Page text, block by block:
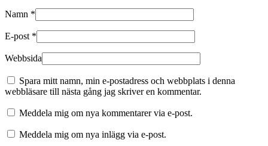
Namn *
E-post *
Webbsida
Spara mitt namn, min e-postadress och webbplats i denna
webbläsare till nästa gång jag skriver en kommentar.
Meddela mig om nya kommentarer via e-post.
Meddela mig om nya inlägg via e-post.